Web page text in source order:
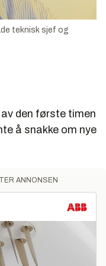
teknisk sjef og
den første timen
å snakke om nye
ANNONSEN